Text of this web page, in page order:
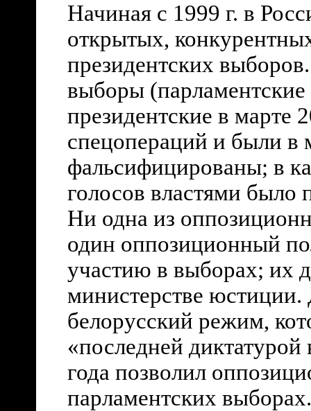
Начиная с 1999 г. в
открытых,
президентских
выборы (парламентские
президентские в марте
спецопераций и были в
фальсифицированы; в
голосов властями было
Ни одна из
один оппозиционный
участию в выборах; их
министерстве
белорусский режим,
«последней
года позволил
парламентских выборах.